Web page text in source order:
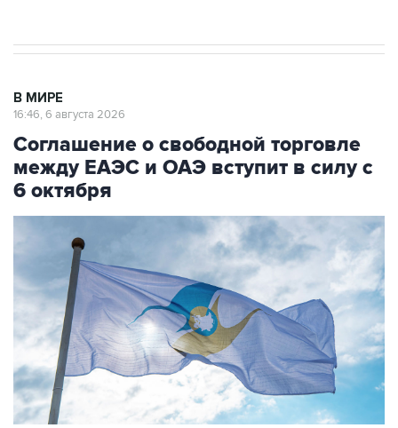
В МИРЕ
16:46, 6 августа 2026
Соглашение о свободной торговле
между ЕАЭС и ОАЭ вступит в силу с
6 октября